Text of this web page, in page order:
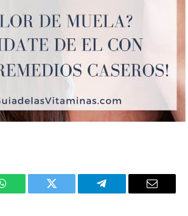
WhatsApp Twitter Telegram Email